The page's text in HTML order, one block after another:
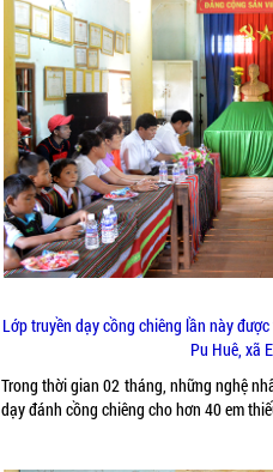
Lớp truyền dạy cồng chiêng lần này
Pu Huê, xã
Trong thời gian 02 tháng, những nghệ
dạy đánh cồng chiêng cho hơn 40 em